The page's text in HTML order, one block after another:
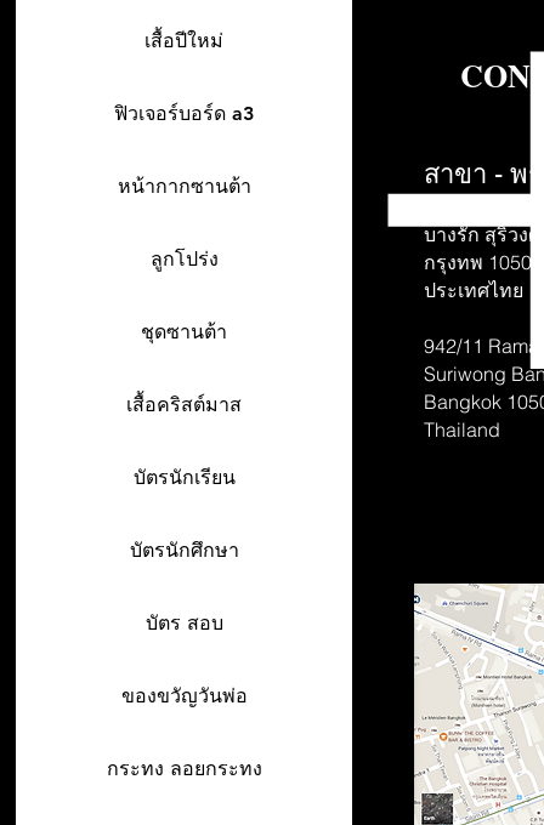
เสื้อปีใหม่
ฟิวเจอร์บอร์ด a3
หน้ากากซานต้า
ลูกโปร่ง
ชุดซานต้า
เสื้อคริสต์มาส
บัตรนักเรียน
บัตรนักศึกษา
บัตร สอบ
ของขวัญวันพ่อ
กระทง ลอยกระทง
สาขา - พ
บางรัก สุริวงศ์
กรุงทพ 10500
ประเทศไทย
942/11 Rama
Suriwong
Bangkok
Thailand